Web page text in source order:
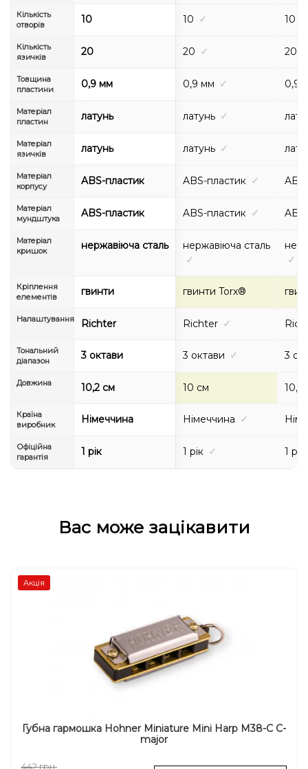
Кількість
отворів
10 10 ✓ 10
Кількість
язичків
20 20 ✓ 20
Товщина
пластини
0,9 мм 0,9 мм ✓ 0,9
Матеріал
пластин
латунь латунь ✓
Матеріал
язичків
латунь латунь ✓
Матеріал
корпусу
ABS-пластик ABS-пластик ✓
Матеріал
мундштука
ABS-пластик ABS-пластик ✓
Матеріал
кришок
нержавіюча сталь
нержавіюча сталь
✓
✓
Кріплення
елементів
гвинти гвинти Torx®
Налаштування Richter Richter ✓
Тональний
діапазон
3 октави 3 октави ✓ 3
Довжина 10,2 см 10 см 10,2
Країна
виробник
Німеччина Німеччина ✓
Офіційна
гарантія
1 рік 1 рік ✓ 1 рік
Вас може зацікавити
Акція
Губна гармошка Hohner Miniature Mini Harp M38-C C-
major
442 грн.